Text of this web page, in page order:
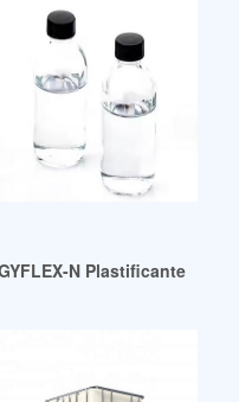
para neumáticos a bajo
N Plastificante